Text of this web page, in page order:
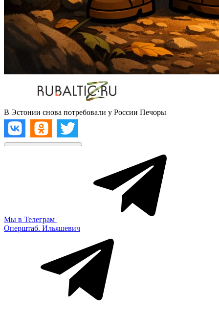
В Эстонии снова потребовали у России Печоры
Мы в Телеграм
Оперштаб. Ильяшевич